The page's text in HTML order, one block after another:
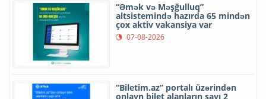
“Əmək və Məşğulluq”
altsistemində hazırda 65 mindən
çox aktiv vakansiya var
07-08-2026
“Biletim.az” portalı üzərindən
onlayn bilet alanların sayı 2